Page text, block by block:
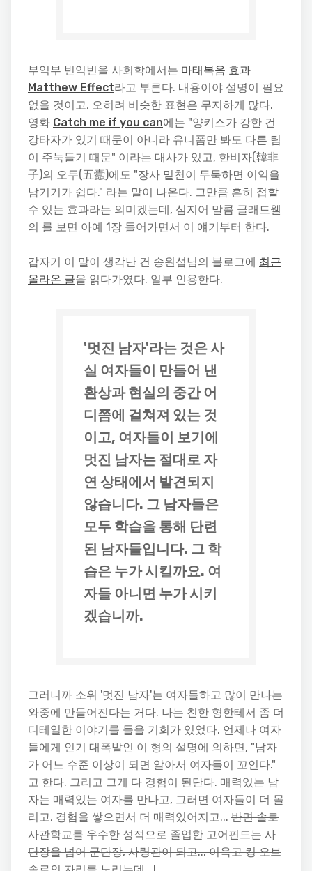
부익부 빈익빈을 사회학에서는 마태복음 효과
Matthew Effect라고 부른다. 내용이야 설명이 필요
없을 것이고, 오히려 비슷한 표현은 무지하게 많다.
영화 Catch me if you can에는 "양키스가 강한 건
강타자가 있기 때문이 아니라 유니폼만 봐도 다른 팀
이 주눅들기 때문" 이라는 대사가 있고, 한비자(韓非
子)의 오두(五蠹)에도 "장사 밑천이 두둑하면 이익을
남기기가 쉽다." 라는 말이 나온다. 그만큼 흔히 접할
수 있는 효과라는 의미겠는데, 심지어 말콤 글래드웰
의 를 보면 아예 1장 들어가면서 이 얘기부터 한다.
갑자기 이 말이 생각난 건 송원섭님의 블로그에 최근
올라온 글을 읽다가였다. 일부 인용한다.
'멋진 남자'라는 것은 사
실 여자들이 만들어 낸
환상과 현실의 중간 어
디쯤에 걸쳐져 있는 것
이고, 여자들이 보기에
멋진 남자는 절대로 자
연 상태에서 발견되지
않습니다. 그 남자들은
모두 학습을 통해 단련
된 남자들입니다. 그 학
습은 누가 시킬까요. 여
자들 아니면 누가 시키
겠습니까.
그러니까 소위 '멋진 남자'는 여자들하고 많이 만나는
와중에 만들어진다는 거다. 나는 친한 형한테서 좀 더
디테일한 이야기를 들을 기회가 있었다. 언제나 여자
들에게 인기 대폭발인 이 형의 설명에 의하면, "남자
가 어느 수준 이상이 되면 알아서 여자들이 꼬인다."
고 한다. 그리고 그게 다 경험이 된단다. 매력있는 남
자는 매력있는 여자를 만나고, 그러면 여자들이 더 몰
리고, 경험을 쌓으면서 더 매력있어지고... 반면 솔로
사관학교를 우수한 성적으로 졸업한 고어핀드는 사
단장을 넘어 군단장, 사령관이 되고... 이윽고 킹 오브